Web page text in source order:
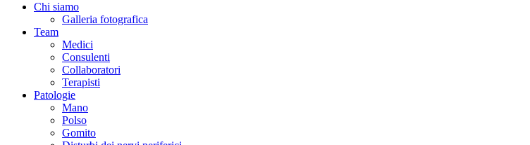
Chi siamo
Galleria fotografica
Team
Medici
Consulenti
Collaboratori
Terapisti
Patologie
Mano
Polso
Gomito